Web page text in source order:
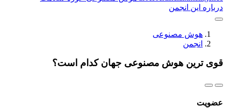
درباره این انجمن
هوش مصنوعی
انجمن
قوی ترین هوش مصنوعی جهان کدام است؟
عضویت